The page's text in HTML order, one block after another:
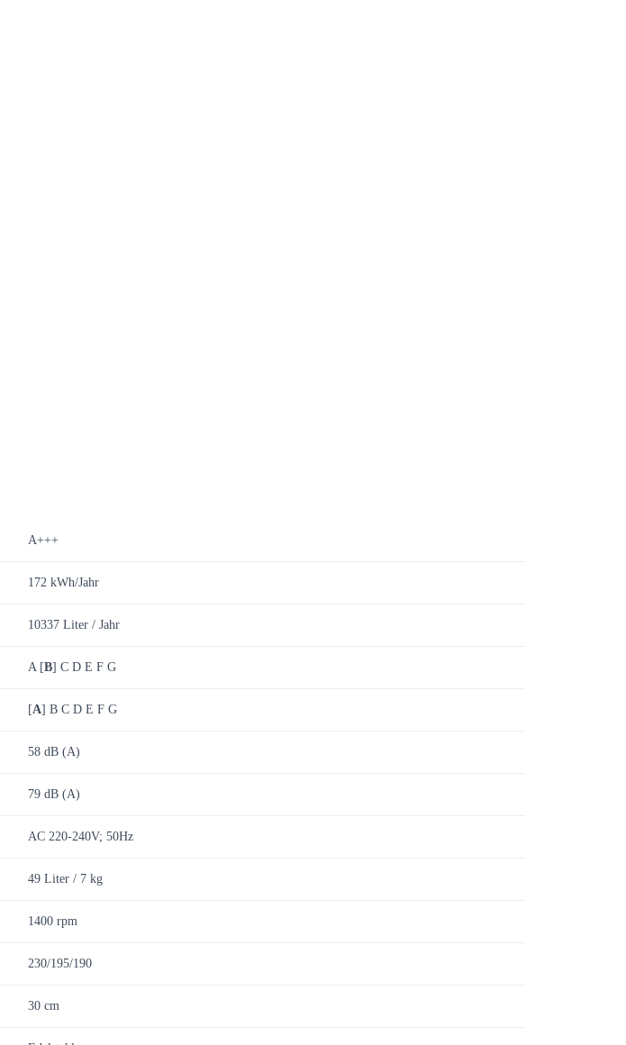
A+++
172 kWh/Jahr
10337 Liter / Jahr
A [B] C D E F G
[A] B C D E F G
58 dB (A)
79 dB (A)
AC 220-240V; 50Hz
49 Liter / 7 kg
1400 rpm
230/195/190
30 cm